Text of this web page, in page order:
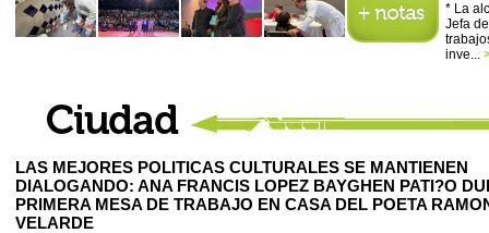
* La
Jefa
inve...
LAS MEJORES POLITICAS CULTURALES SE MANTIENEN
DIALOGANDO: ANA FRANCIS LOPEZ BAYGHEN PATI?O
PRIMERA MESA DE TRABAJO EN CASA DEL POETA
VELARDE